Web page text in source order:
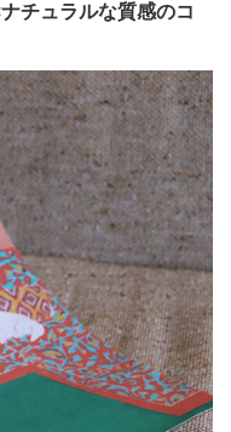
チュラルな質感のコ